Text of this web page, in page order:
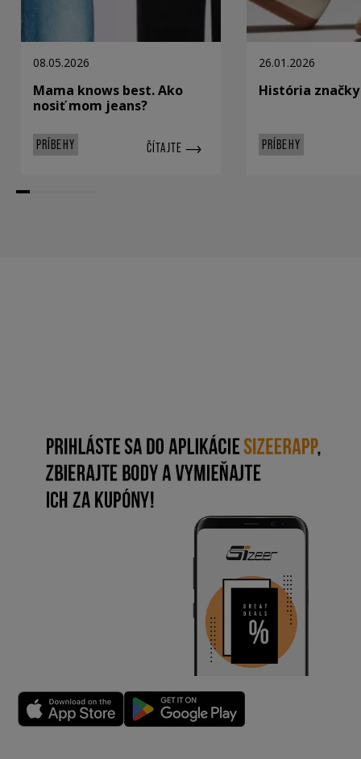
08.05.2026
Mama knows best. Ako
nosiť mom jeans?
PRÍBEHY ČÍTAJTE
26.01.2026
História
PRÍBEHY